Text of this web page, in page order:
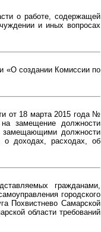
о работе, содержащей
и иных вопросах
«О создании Комиссии по
от 18 марта 2015 года №
замещение должности
замещающими должности
о доходах, расходах, об
гражданами,
городского
Похвистнево Самарской
области требований